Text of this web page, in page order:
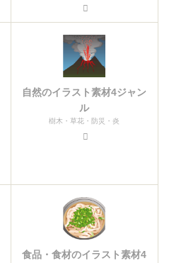
自然のイラスト素材4ジャン
ル
樹木・草花・防災・炎
食品・食材のイラスト素材4